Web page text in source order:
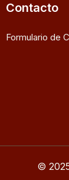
Contacto
Formulario de
©